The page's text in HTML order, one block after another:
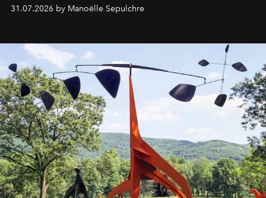
31.07.2026 by Manoëlle Sepulchre